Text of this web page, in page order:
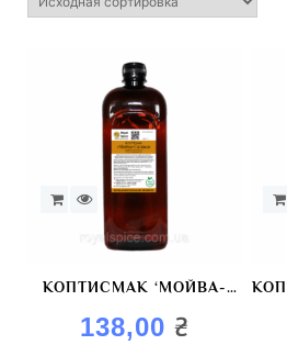
КОПТИСМАК ‘МОЙВА-
САЛАКА» КРАСИТЕЛЬ
КОПТИЛЬНЫЙ
138,00 ₴